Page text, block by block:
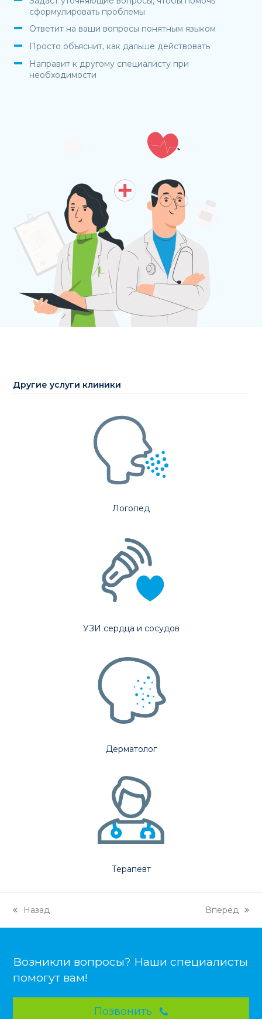
сформулировать проблемы
Ответит на ваши вопросы понятным языком
Просто объяснит, как дальше действовать
Направит к другому специалисту при
необходимости
Другие услуги клиники
Логопед
УЗИ сердца и сосудов
Дерматолог
Терапевт
previous
post:
Назад
next
post:
Вперед
Возникли вопросы? Наши специалисты
помогут вам!
Позвонить